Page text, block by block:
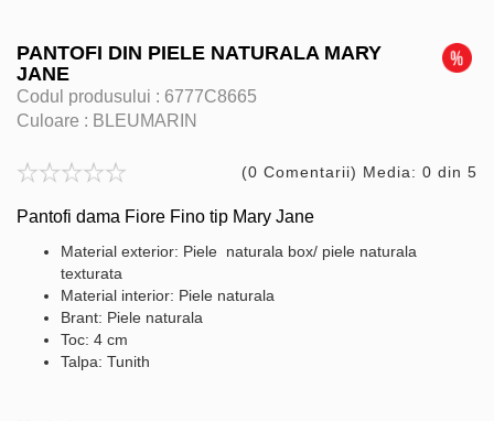
PANTOFI DIN PIELE NATURALA MARY
JANE
Codul produsului : 6777C8665
Culoare : BLEUMARIN
(0 Comentarii) Media: 0 din 5
Pantofi dama Fiore Fino tip Mary Jane
Material exterior: Piele naturala box/ piele naturala
texturata
Material interior: Piele naturala
Brant: Piele naturala
Toc: 4 cm
Talpa: Tunith